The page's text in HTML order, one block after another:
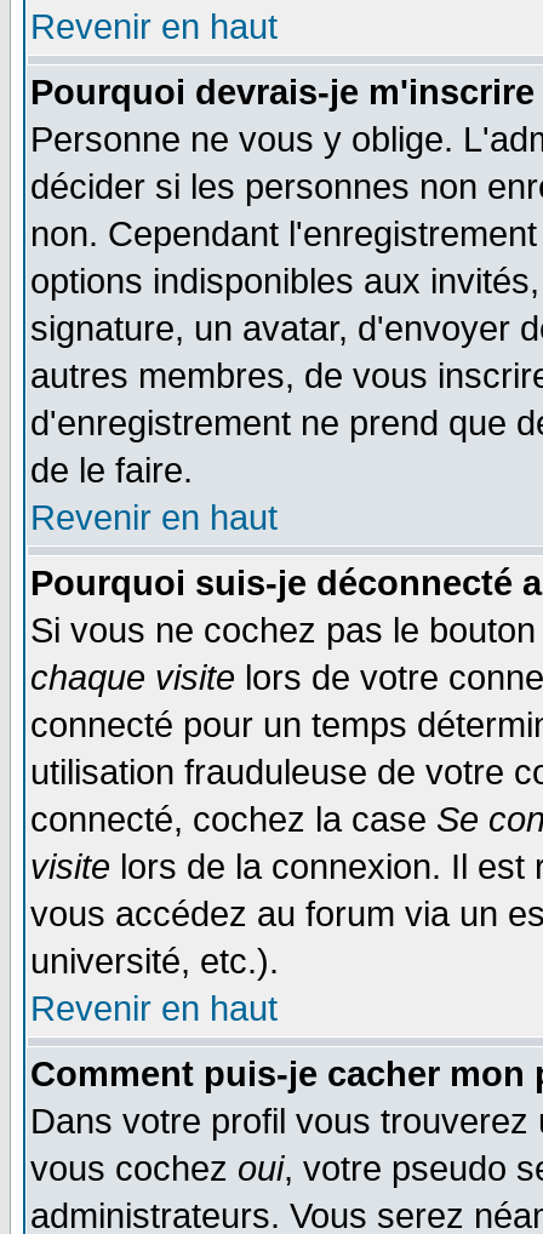
Revenir en haut
Pourquoi devrais-je
Personne ne vous y oblige.
décider si les personnes non
non. Cependant
options indisponibles aux
signature, un avatar, d'envoyer
autres membres, de vous
d'enregistrement ne prend que
de le faire.
Revenir en haut
Pourquoi suis-je déconnecté
Si vous ne cochez pas le
chaque visite lors de votre
connecté pour un temps
utilisation frauduleuse de votre
connecté, cochez la case Se
visite lors de la connexion. Il
vous accédez au forum via un
université, etc.).
Revenir en haut
Comment puis-je cacher
Dans votre profil vous
vous cochez oui, votre pseudo
administrateurs. Vous serez